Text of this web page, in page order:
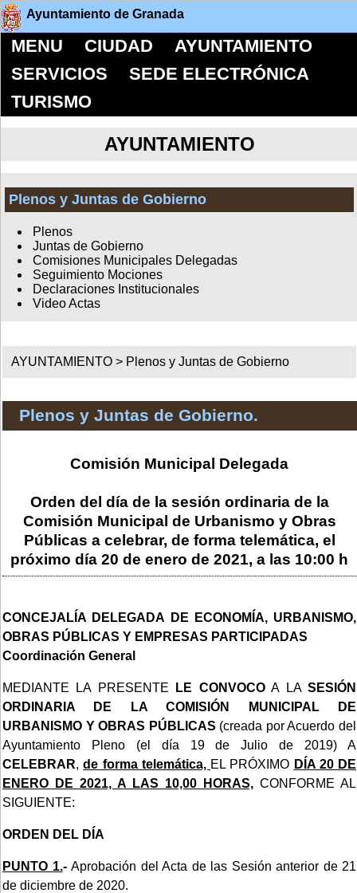
Ayuntamiento de Granada
MENU CIUDAD
AYUNTAMIENTO
SERVICIOS
SEDE ELECTRÓNICA
TURISMO
AYUNTAMIENTO
Plenos y Juntas de Gobierno
Plenos
Juntas de Gobierno
Comisiones Municipales Delegadas
Seguimiento Mociones
Declaraciones Institucionales
Video Actas
AYUNTAMIENTO > Plenos y Juntas de Gobierno
Plenos y Juntas de Gobierno.
Comisión Municipal Delegada
Orden del día de la sesión ordinaria de la
Comisión Municipal de Urbanismo y Obras
Públicas a celebrar, de forma telemática, el
próximo día 20 de enero de 2021, a las 10:00 h
CONCEJALÍA DELEGADA DE ECONOMÍA, URBANISMO,
OBRAS PÚBLICAS Y EMPRESAS PARTICIPADAS
Coordinación General
MEDIANTE LA PRESENTE LE CONVOCOA LASESIÓN
ORDINARIA DE LA COMISIÓN MUNICIPAL
DE
URBANISMO Y OBRAS PÚBLICAS (creada por Acuerdo del
Ayuntamiento Pleno (el día 19 de Julio de 2019) A
CELEBRAR,de forma telemática, EL PRÓXIMO DÍA 20 DE
ENERO DE 2021, A LAS 10,00 HORAS, CONFORME AL
SIGUIENTE:
ORDEN DEL DÍA
PUNTO 1.- Aprobación del Acta de las Sesión anterior de 21
de diciembre de 2020.